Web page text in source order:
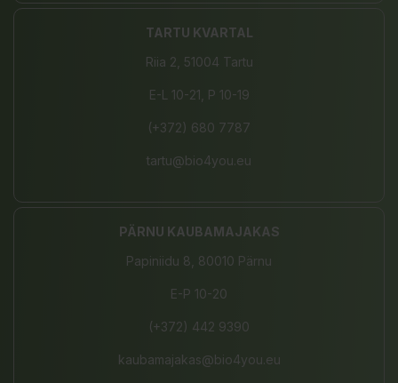
TARTU KVARTAL
Riia 2, 51004 Tartu
E-L 10-21, P 10-19
(+372) 680 7787
tartu@bio4you.eu
PÄRNU KAUBAMAJAKAS
Papiniidu 8, 80010 Pärnu
E-P 10-20
(+372) 442 9390
kaubamajakas@bio4you.eu